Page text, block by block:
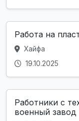
Работа на
Хайфа
19.10.2025
Работники с
военный завод